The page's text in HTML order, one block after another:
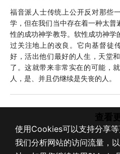
福音派人士传统上公开反对那些
学，但在我们当中存在着一种太普
性的成功神学教导。软性成功神学
过关注地上的改良。它向基督徒
好，活出他们最好的人生，天堂
了。这就带来非常实在的可能，
人，是、并且仍继续是失丧的人。
查看
使用Cookies可以支持分享
我们分析网站的访问流量，